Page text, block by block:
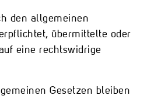
den allgemeinen
übermittelte oder
eine rechtswidrige
Gesetzen bleiben